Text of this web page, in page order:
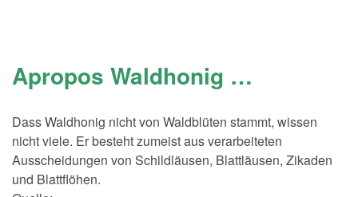
Apropos Waldhonig …
Dass Waldhonig nicht von Waldblüten stammt, wissen
nicht viele. Er besteht zumeist aus verarbeiteten
Ausscheidungen von Schildläusen, Blattläusen, Zikaden
und Blattflöhen.